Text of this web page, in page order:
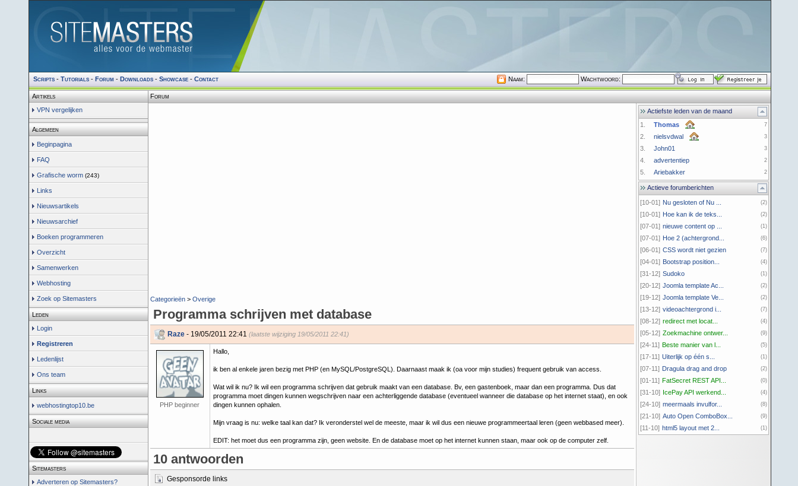
Scripts- Tutorials- Forum- Downloads- Showcase- Contact Naam: Wachtwoord:
Artikels
VPN vergelijken
Algemeen
Beginpagina
FAQ
Grafische worm (243)
Links
Nieuwsartikels
Nieuwsarchief
Boeken programmeren
Overzicht
Samenwerken
Webhosting
Zoek op Sitemasters
Leden
Login
Registreren
Ledenlijst
Ons team
Links
webhostingtop10.be
Sociale media
Sitemasters
Adverteren op Sitemasters?
Forum
Categorieën> Overige
Programma schrijven met database
Raze- 19/05/2011 22:41 (laatste wijziging 19/05/2011 22:41)
PHP beginner
Hallo,
ik ben al enkele jaren bezig met PHP (en MySQL/PostgreSQL). Daarnaast maak ik (oa voor mijn studies) frequent gebruik van access.
Wat wil ik nu? Ik wil een programma schrijven dat gebruik maakt van een database. Bv, een gastenboek, maar dan een programma. Dus dat
programma moet dingen kunnen wegschrijven naar een achterliggende database (eventueel wanneer die database op het internet staat), en ook
dingen kunnen ophalen.
Mijn vraag is nu: welke taal kan dat? Ik veronderstel wel de meeste, maar ik wil dus een nieuwe programmeertaal leren (geen webbased meer).
EDIT: het moet dus een programma zijn, geen website. En de database moet op het internet kunnen staan, maar ook op de computer zelf.
10 antwoorden
Gesponsorde links
Actiefste leden van de maand
1.
Thomas 7
2. nielsvdwal 3
3. John01 3
4. advertentiep 2
5. Ariebakker 2
Actieve forumberichten
[10-01] Nu gesloten of Nu ... (2)
[10-01] Hoe kan ik de teks... (2)
[07-01] nieuwe content op ... (1)
[07-01] Hoe 2 (achtergrond... (6)
[06-01] CSS wordt niet gezien (7)
[04-01] Bootstrap position... (4)
[31-12] Sudoko (1)
[20-12] Joomla template Ac... (2)
[19-12] Joomla template Ve... (2)
[13-12] videoachtergrond i... (7)
[08-12] redirect met locat... (4)
[05-12] Zoekmachine ontwer... (9)
[24-11] Beste manier van l... (5)
[17-11] Uiterlijk op één s... (1)
[07-11] Dragula drag and drop (2)
[01-11] FatSecret REST API... (0)
[31-10] IcePay API werkend... (4)
[24-10] meermaals invulfor... (8)
[21-10] Auto Open ComboBox... (9)
[11-10] html5 layout met 2... (1)